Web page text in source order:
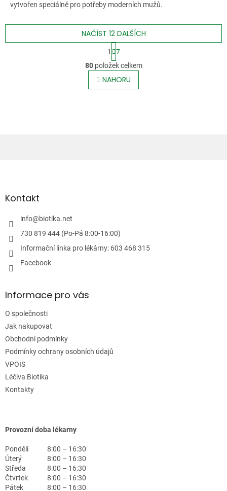
vytvořen speciálně pro potřeby moderních mužů.
O
v
l
á
u
NAČÍST 12 DALŠÍCH
S
t
r
á
n
k
1
7
80položek celkem
NAHORU
aKontakt
info@biotika.net
730 819 444 (Po-Pá 8:00-16:00)
Informační linka pro lékárny: 603 468 315
Facebook
Informace pro vás
O společnosti
Jak nakupovat
Obchodní podmínky
Podmínky ochrany osobních údajů
VPOIS
Léčiva Biotika
Kontakty
Provozní doba lékarny
Pondělí
8:00 – 16:30
Úterý
8:00 – 16:30
Středa
8:00 – 16:30
Čtvrtek
8:00 – 16:30
Pátek
8:00 – 16:30